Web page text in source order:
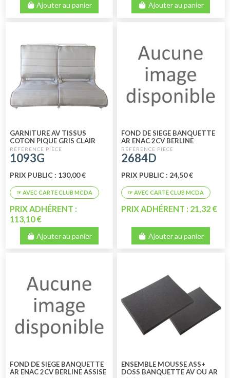
Ajouter au panier Ajouter au panier
GARNITURE AV TISSUS
COTON PIQUE GRIS CLAIR
2CV 1949 A 03/53 LE LOT DE 2
PIECES
1093G
PRIX PUBLIC : 130,00 €
PRIX ADHÉRENT :
113,10 €
Ajouter au panier
FOND DE SIEGE BANQUETTE
AR ENAC 2CV BERLINE
DOSSIER(780MM X350MM)
2684D
PRIX PUBLIC : 24,50 €
PRIX ADHÉRENT : 21,32 €
Ajouter au panier
FOND DE SIEGE BANQUETTE
AR ENAC 2CV BERLINE ASSISE
ENSEMBLE MOUSSE ASS+
DOSS BANQUETTE AV OU AR